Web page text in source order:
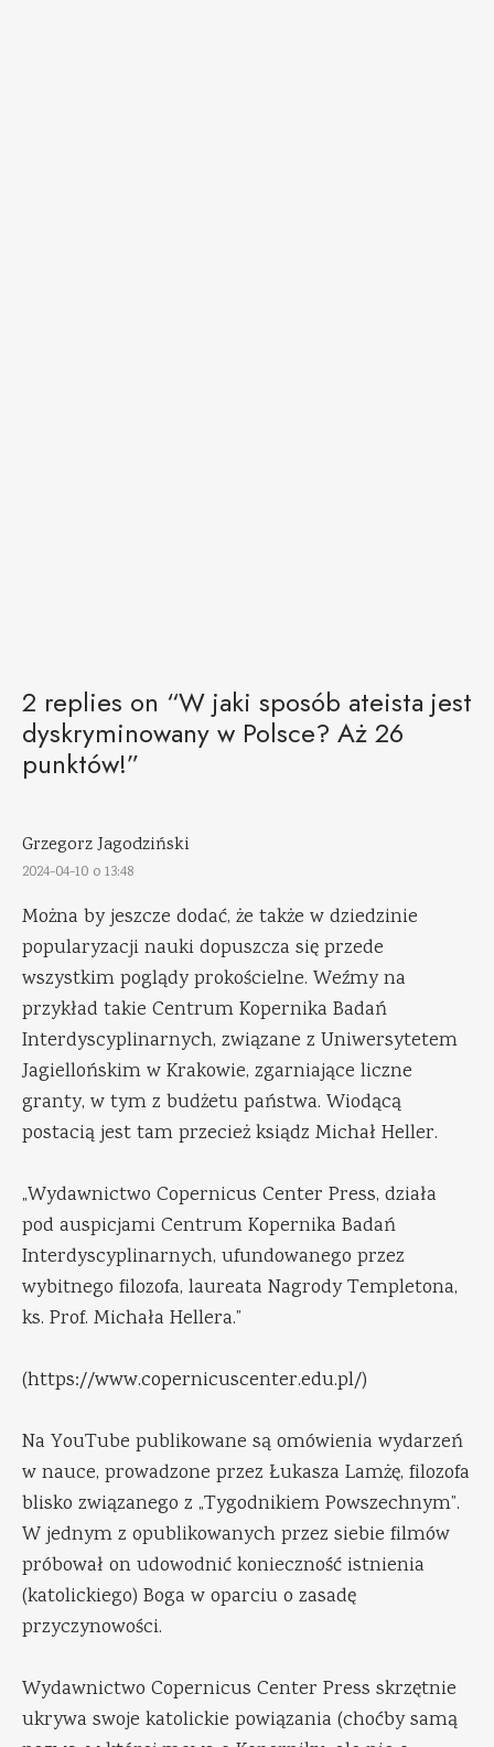
2 replies on “W jaki sposób ateista jest
dyskryminowany w Polsce? Aż 26
punktów!”
Grzegorz Jagodziński
2024-04-10 o 13:48
Można by jeszcze dodać, że także w dziedzinie
popularyzacji nauki dopuszcza się przede
wszystkim poglądy prokościelne. Weźmy na
przykład takie Centrum Kopernika Badań
Interdyscyplinarnych, związane z Uniwersytetem
Jagiellońskim w Krakowie, zgarniające liczne
granty, w tym z budżetu państwa. Wiodącą
postacią jest tam przecież ksiądz Michał Heller.
„Wydawnictwo Copernicus Center Press, działa
pod auspicjami Centrum Kopernika Badań
Interdyscyplinarnych, ufundowanego przez
wybitnego filozofa, laureata Nagrody Templetona,
ks. Prof. Michała Hellera.”
(https://www.copernicuscenter.edu.pl/)
Na YouTube publikowane są omówienia wydarzeń
w nauce, prowadzone przez Łukasza Lamżę, filozofa
blisko związanego z „Tygodnikiem Powszechnym”.
W jednym z opublikowanych przez siebie filmów
próbował on udowodnić konieczność istnienia
(katolickiego) Boga w oparciu o zasadę
przyczynowości.
Wydawnictwo Copernicus Center Press skrzętnie
ukrywa swoje katolickie powiązania (choćby samą